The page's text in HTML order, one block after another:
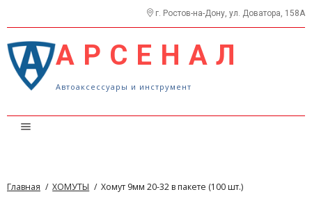
г. Ростов-на-Дону, ул. Доватора, 158А
АРСЕНАЛ
Автоаксессуары и инструмент
О нас
Главная / ХОМУТЫ / Хомут 9мм 20-32 в пакете (100 шт.)